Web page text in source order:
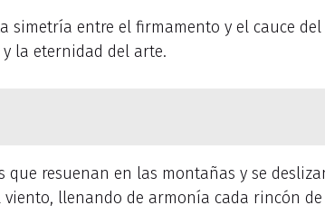
simetría entre el firmamento y el cauce del
y la eternidad del arte.
resuenan en las montañas y se
llenando de armonía cada rincón